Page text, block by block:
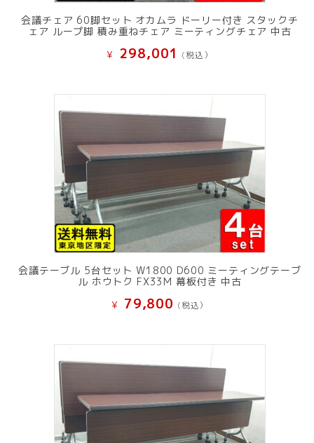
会議チェア 60脚セット オカムラ ドーリー付き スタックチ
ェア ループ脚 積み重ねチェア ミーティングチェア 中古
¥ 298,001 (税込）
会議テーブル 5台セット W1800 D600 ミーティングテーブ
ル ホウトク FX33M 幕板付き 中古
¥ 79,800 (税込）